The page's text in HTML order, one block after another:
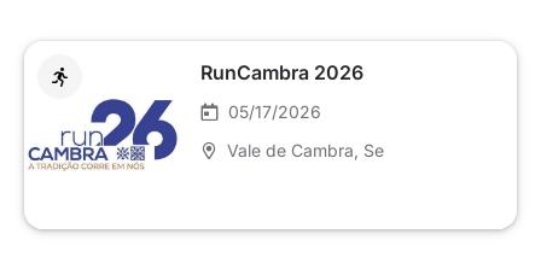
RunCambra 2026
05/17/2026
Vale de Cambra , Se